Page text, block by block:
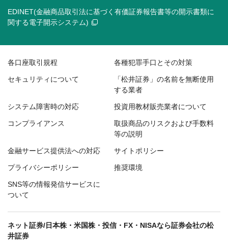
EDINET(金融商品取引法に基づく有価証券報告書等の開示書類に
関する電子開示システム)
各口座取引規程 各種犯罪手口とその対策
セキュリティについて
「松井証券」の名前を無断使用
する業者
システム障害時の対応 投資用教材販売業者について
コンプライアンス
取扱商品のリスクおよび手数料
等の説明
金融サービス提供法への対応 サイトポリシー
プライバシーポリシー 推奨環境
SNS等の情報発信サービスに
ついて
ネット証券/日本株・米国株・投信・FX・NISAなら証券会社の松
井証券